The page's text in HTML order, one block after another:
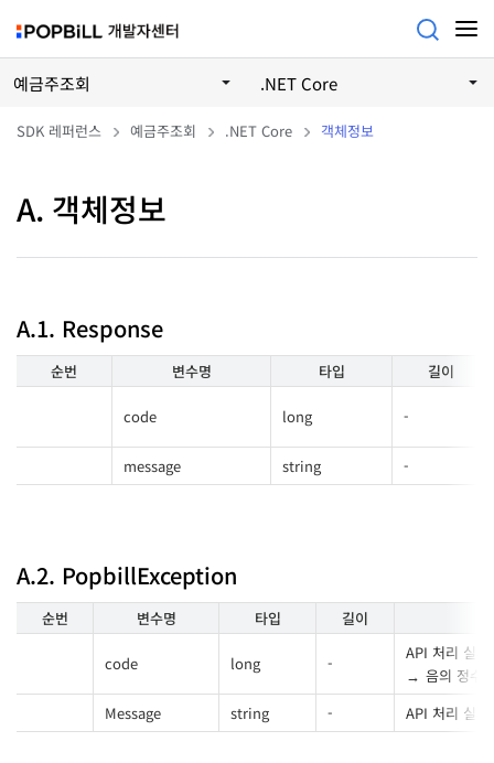
예금주조회 .NET Core
SDK 레퍼런스 예금주조회 .NET Core 객체정보
A. 객체정보
A.1. Response
순번 변수명 타입 길이
code long -
message string -
A.2. PopbillException
순번 변수명 타입 길이
code long -
API 처리 실
음의 정수
Message
string - API 처리 실